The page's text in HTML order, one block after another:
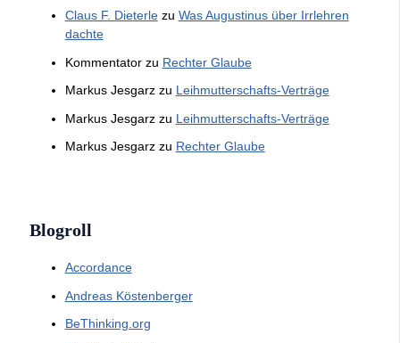
Claus F. Dieterlezu Was Augustinus über Irrlehren
dachte
Kommentatorzu Rechter Glaube
Markus Jesgarzzu Leihmutterschafts-Verträge
Markus Jesgarzzu Leihmutterschafts-Verträge
Markus Jesgarzzu Rechter Glaube
Blogroll
Accordance
Andreas Köstenberger
BeThinking.org